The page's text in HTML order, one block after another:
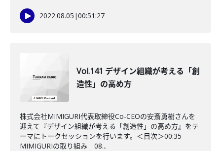
2022.08.05 |00:51:27
Vol.141 デザイン組織が考える「創
造性」の高め方
株式会社MIMIGURI代表取締役Co-CEOの安斎勇樹さんを
迎えて『デザイン組織が考える「創造性」の高め方』をテ
ーマにトークセッションを行います。＜目次＞00:35
MIMIGURIの取り組み 08...